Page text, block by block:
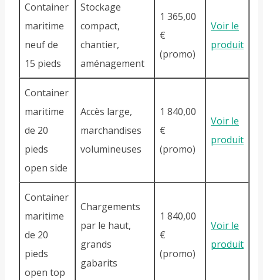
Container
maritime
neuf de
15 pieds
Stockage
compact,
chantier,
aménagement
1 365,00
€
(promo)
Voir le
produit
Container
maritime
de 20
pieds
open side
Accès large,
marchandises
volumineuses
1 840,00
€
(promo)
Voir le
produit
Container
maritime
de 20
pieds
open top
Chargements
par le haut,
grands
gabarits
1 840,00
€
(promo)
Voir le
produit